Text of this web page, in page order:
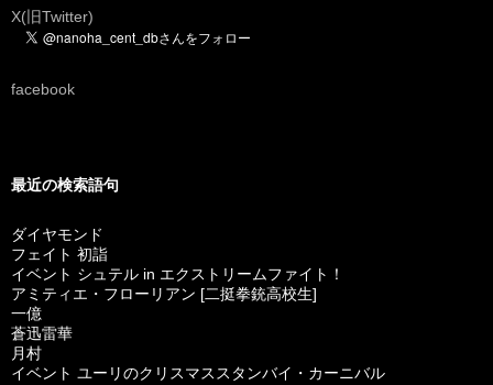
X(旧Twitter)
facebook
最近の検索語句
ダイヤモンド
フェイト 初詣
イベント シュテル in エクストリームファイト！
アミティエ・フローリアン [二挺拳銃高校生]
一億
蒼迅雷華
月村
イベント ユーリのクリスマススタンバイ・カーニバル